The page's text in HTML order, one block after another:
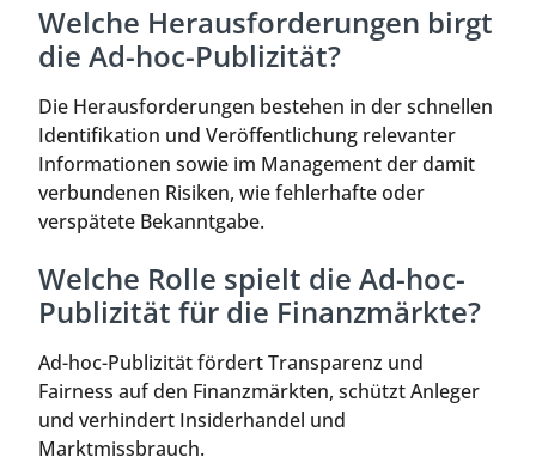
Welche Herausforderungen birgt
die Ad-hoc-Publizität?
Die Herausforderungen bestehen in der schnellen
Identifikation und Veröffentlichung relevanter
Informationen sowie im Management der damit
verbundenen Risiken, wie fehlerhafte oder
verspätete Bekanntgabe.
Welche Rolle spielt die Ad-hoc-
Publizität für die Finanzmärkte?
Ad-hoc-Publizität fördert Transparenz und
Fairness auf den Finanzmärkten, schützt Anleger
und verhindert Insiderhandel und
Marktmissbrauch.